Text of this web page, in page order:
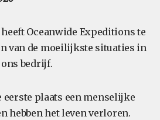
Oceanwide Expeditions te
van de moeilijkste situaties in
bedrijf.
plaats een menselijke
hebben het leven verloren.